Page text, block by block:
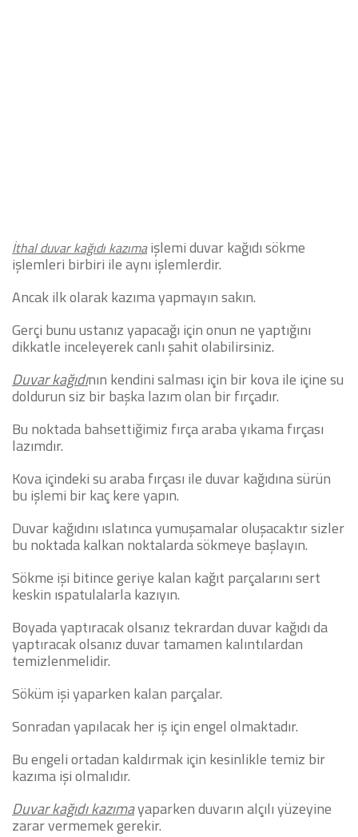
İthal duvar kağıdı kazımaişlemi duvar kağıdı sökme
işlemleri birbiri ile aynı işlemlerdir.
Ancak ilk olarak kazıma yapmayın sakın.
Gerçi bunu ustanız yapacağı için onun ne yaptığını
dikkatle inceleyerek canlı şahit olabilirsiniz.
Duvar kağıdının kendini salması için bir kova ile içine su
doldurun siz bir başka lazım olan bir fırçadır.
Bu noktada bahsettiğimiz fırça araba yıkama fırçası
lazımdır.
Kova içindeki su araba fırçası ile duvar kağıdına sürün
bu işlemi bir kaç kere yapın.
Duvar kağıdını ıslatınca yumuşamalar oluşacaktır sizler
bu noktada kalkan noktalarda sökmeye başlayın.
Sökme işi bitince geriye kalan kağıt parçalarını sert
keskin ıspatulalarla kazıyın.
Boyada yaptıracak olsanız tekrardan duvar kağıdı da
yaptıracak olsanız duvar tamamen kalıntılardan
temizlenmelidir.
Söküm işi yaparken kalan parçalar.
Sonradan yapılacak her iş için engel olmaktadır.
Bu engeli ortadan kaldırmak için kesinlikle temiz bir
kazıma işi olmalıdır.
Duvar kağıdı kazımayaparken duvarın alçılı yüzeyine
zarar vermemek gerekir.